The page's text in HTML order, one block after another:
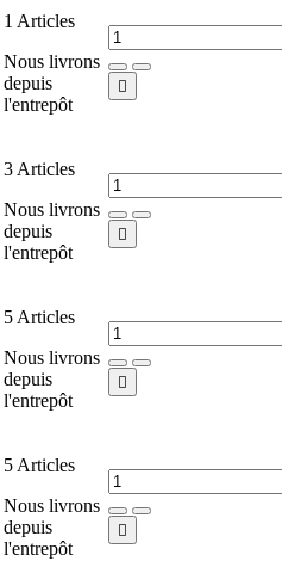
1 Articles
Nous livrons
depuis
l'entrepôt

3Articles
Nous livrons
depuis
l'entrepôt

5Articles
Nous livrons
depuis
l'entrepôt

5Articles
Nous livrons
depuis
l'entrepôt
